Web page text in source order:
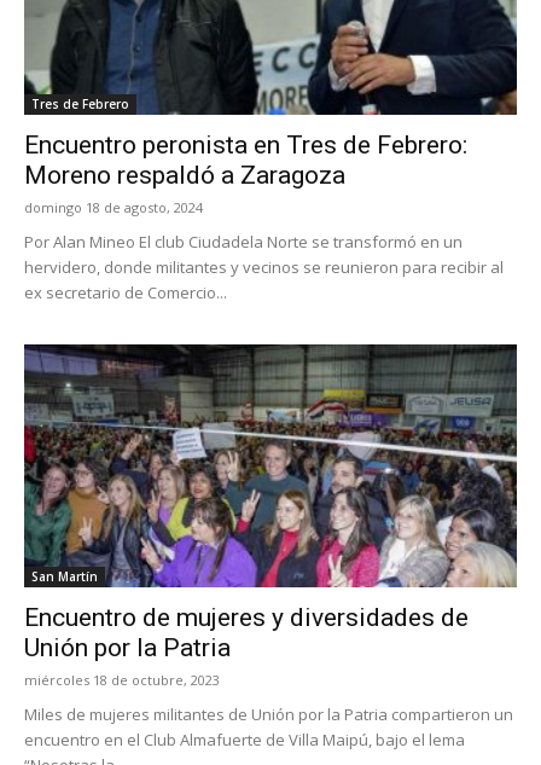
Tres de Febrero
Encuentro peronista en Tres de Febrero:
Moreno respaldó a Zaragoza
domingo 18 de agosto, 2024
Por Alan Mineo El club Ciudadela Norte se transformó en un
hervidero, donde militantes y vecinos se reunieron para recibir al
ex secretario de Comercio...
San Martín
Encuentro de mujeres y diversidades de
Unión por la Patria
miércoles 18 de octubre, 2023
Miles de mujeres militantes de Unión por la Patria compartieron un
encuentro en el Club Almafuerte de Villa Maipú, bajo el lema